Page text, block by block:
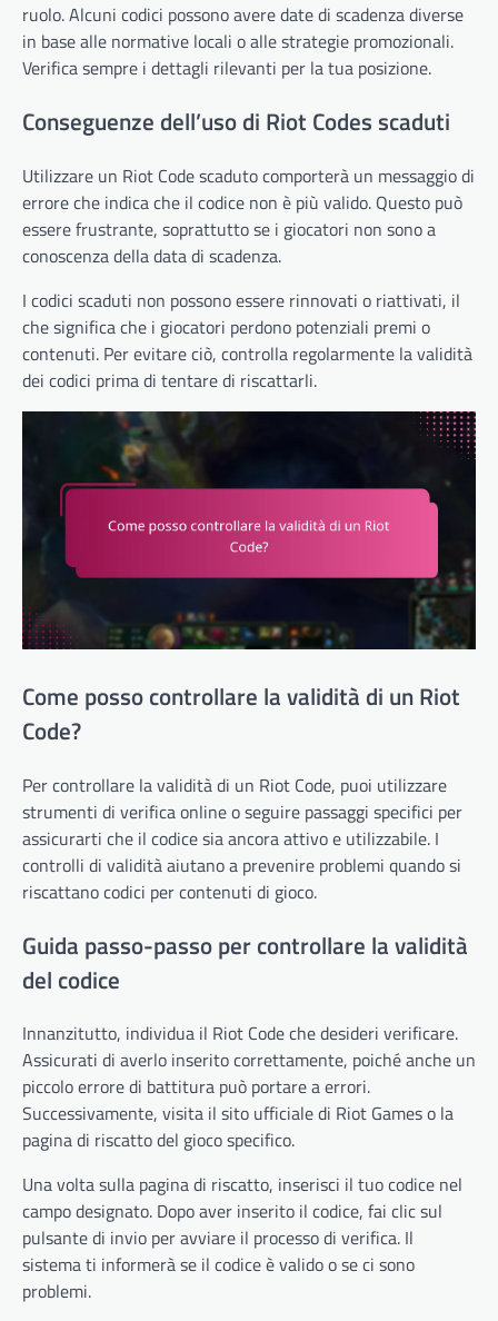
ruolo. Alcuni codici possono avere date di scadenza diverse
in base alle normative locali o alle strategie promozionali.
Verifica sempre i dettagli rilevanti per la tua posizione.
Conseguenze dell’uso di Riot Codes scaduti
Utilizzare un Riot Code scaduto comporterà un messaggio di
errore che indica che il codice non è più valido. Questo può
essere frustrante, soprattutto se i giocatori non sono a
conoscenza della data di scadenza.
I codici scaduti non possono essere rinnovati o riattivati, il
che significa che i giocatori perdono potenziali premi o
contenuti. Per evitare ciò, controlla regolarmente la validità
dei codici prima di tentare di riscattarli.
Come posso controllare la validità di un Riot
Code?
Per controllare la validità di un Riot Code, puoi utilizzare
strumenti di verifica online o seguire passaggi specifici per
assicurarti che il codice sia ancora attivo e utilizzabile. I
controlli di validità aiutano a prevenire problemi quando si
riscattano codici per contenuti di gioco.
Guida passo-passo per controllare la validità
del codice
Innanzitutto, individua il Riot Code che desideri verificare.
Assicurati di averlo inserito correttamente, poiché anche un
piccolo errore di battitura può portare a errori.
Successivamente, visita il sito ufficiale di Riot Games o la
pagina di riscatto del gioco specifico.
Una volta sulla pagina di riscatto, inserisci il tuo codice nel
campo designato. Dopo aver inserito il codice, fai clic sul
pulsante di invio per avviare il processo di verifica. Il
sistema ti informerà se il codice è valido o se ci sono
problemi.